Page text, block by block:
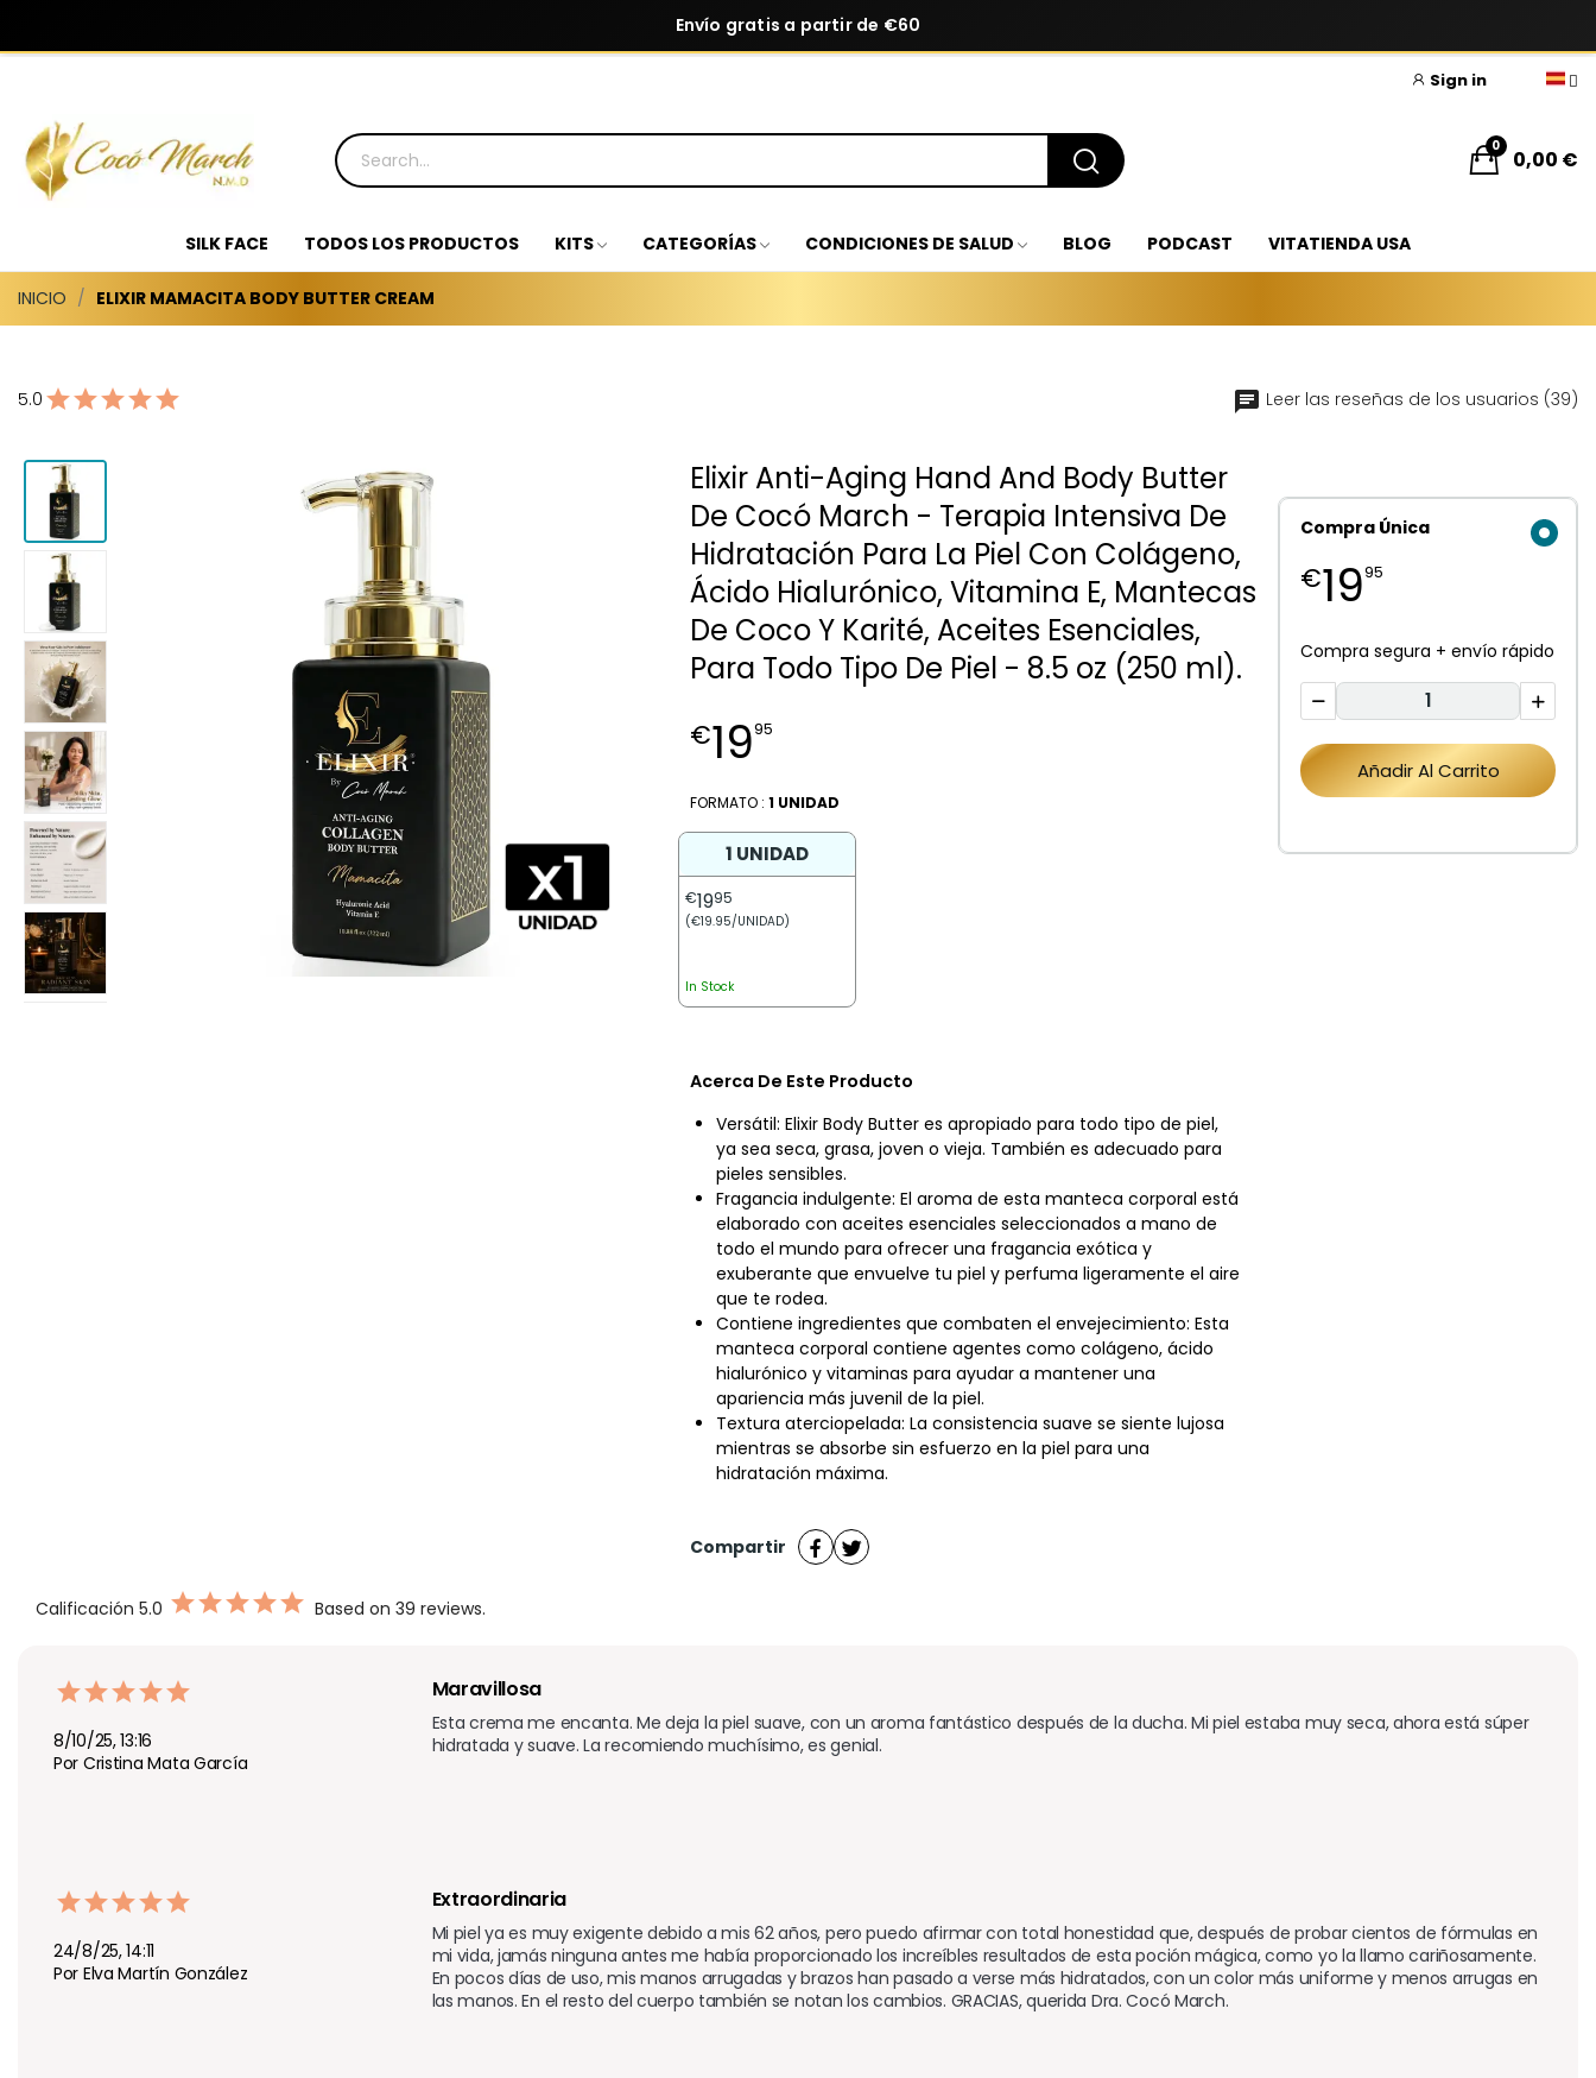
Envío gratis a partir de €60
Sign in
0,00 €
0
SILK FACE TODOS LOS PRODUCTOS KITS CATEGORÍAS CONDICIONES DE SALUD BLOG PODCAST VITATIENDA USA
INICIO ELIXIR MAMACITA BODY BUTTER CREAM
5.0 Leer las reseñas de los usuarios (39)
Elixir Anti-Aging Hand And Body Butter
De Cocó March - Terapia Intensiva De
Hidratación Para La Piel Con Colágeno,
Ácido Hialurónico, Vitamina E, Mantecas
De Coco Y Karité, Aceites Esenciales,
Para Todo Tipo De Piel - 8.5 oz (250 ml).
€1995
FORMATO : 1 UNIDAD
1 UNIDAD
€1995
(€19.95/UNIDAD)
In Stock
Acerca De Este Producto
Versátil: Elixir Body Butter es apropiado para todo tipo de piel,
ya sea seca, grasa, joven o vieja. También es adecuado para
pieles sensibles.
Fragancia indulgente: El aroma de esta manteca corporal está
elaborado con aceites esenciales seleccionados a mano de
todo el mundo para ofrecer una fragancia exótica y
exuberante que envuelve tu piel y perfuma ligeramente el aire
que te rodea.
Contiene ingredientes que combaten el envejecimiento: Esta
manteca corporal contiene agentes como colágeno, ácido
hialurónico y vitaminas para ayudar a mantener una
apariencia más juvenil de la piel.
Textura aterciopelada: La consistencia suave se siente lujosa
mientras se absorbe sin esfuerzo en la piel para una
hidratación máxima.
Compra Única
€1995
Compra segura + envío rápido
Añadir Al Carrito
Compartir
Calificación 5.0 Based on 39 reviews.
8/10/25, 13:16
Por Cristina Mata García
Maravillosa
Esta crema me encanta. Me deja la piel suave, con un aroma fantástico después de la ducha. Mi piel estaba muy seca, ahora está súper
hidratada y suave. La recomiendo muchísimo, es genial.
24/8/25, 14:11
Por Elva Martín González
Extraordinaria
Mi piel ya es muy exigente debido a mis 62 años, pero puedo afirmar con total honestidad que, después de probar cientos de fórmulas en
mi vida, jamás ninguna antes me había proporcionado los increíbles resultados de esta poción mágica, como yo la llamo cariñosamente.
En pocos días de uso, mis manos arrugadas y brazos han pasado a verse más hidratados, con un color más uniforme y menos arrugas en
las manos. En el resto del cuerpo también se notan los cambios. GRACIAS, querida Dra. Cocó March.